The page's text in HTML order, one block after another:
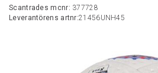
Scantrades mcnr: 377728
Leverantörens artnr:21456UNH45